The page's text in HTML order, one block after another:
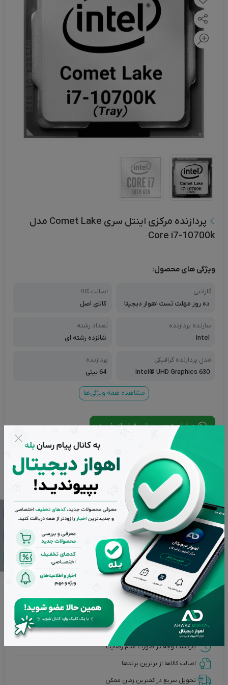
پردازنده مرکزی اینتل سری Comet Lake مدل
Core i7-10700k
ویژگی های محصول:
گارانتی
ده روز مهلت تست اهواز دیجیتا
اصالت کالا
کالای اصل
سازنده پردازنده
Intel
تعداد رشته
شانزده رشته ای
مدل پردازنده گرافیکی
Intel® UHD Graphics 630
پردازنده
64 بیتی
مشاهده همه ویژگی‌ها
مشاوره و پرسش قبل از خرید
شناسه محصول:
تاریخ به روز رسانی:17 اردیبهشت 1404
تعداد بازدید: 1,071 بازدید
ناموجود
مهم و قابل توجه
تمامی کالاهای فروشگاه اهواز دیجیتال دارای گارانتی اصالت و
سلامت فیزیکی می باشند و کلیه کالاهای استوک دارای ده روز مهلت
تست هستند.
تضمین بهترین قیمت بازار
پشتیبانی از ساعت 9 تا 20 بجز ایام تعطیل
بازگشت وجه در صورت عدم رضایت
اصالت کالاها از برترین برندها
تحویل سریع در کمترین زمان ممکن